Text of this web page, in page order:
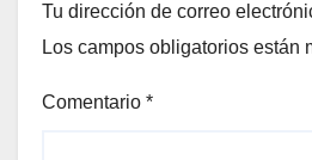
Tu dirección de correo
Los campos obligatorios están
Comentario *